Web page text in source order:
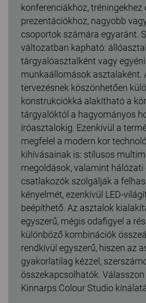
konferenciákhoz, tréningekhez
prezentációkhoz, nagyobb
csoportok számára egyaránt.
változatban kapható:
tárgyalóasztalként vagy egyéni
munkaállomások asztalaként.
tervezésnek köszönhetően
konstrukciókká alakítható a
tárgyalóktól a hagyományos
íróasztalokig. Ezenkívül a
megfelel a modern kor
kihívásainak is: stílusos
megoldások, valamint hálózati
csatlakozók szolgálják a
kényelmét, ezenkívül LED-
beépíthető. Az asztalok
egyszerű, mégis odafigyel a
különböző kombinációk
rendkívül egyszerű, hiszen az
gyakorlatilag kézzel,
összekapcsolhatók.
Kinnarps Colour Studio